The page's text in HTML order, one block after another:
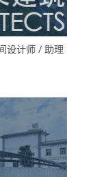
设计师 / 助理